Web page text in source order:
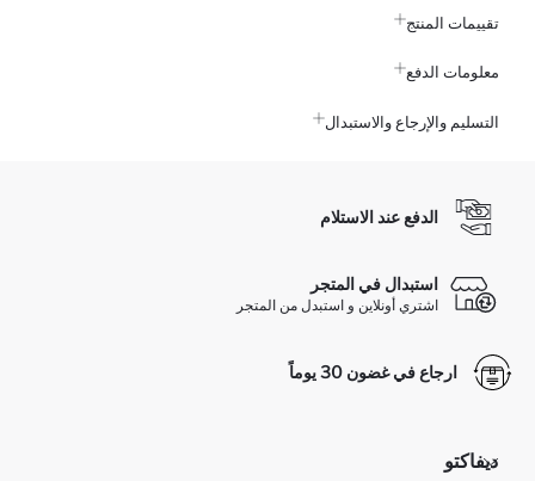
تقييمات المنتج
معلومات الدفع
التسليم والإرجاع والاستبدال
الدفع عند الاستلام
استبدال في المتجر
اشتري أونلاين و استبدل من المتجر
ارجاع في غضون 30 يوماً
ديفاكتو